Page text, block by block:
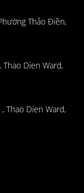
Thảo Điền,
Dien Ward,
Thao Dien Ward,